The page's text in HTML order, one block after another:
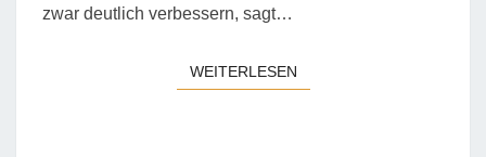
zwar deutlich verbessern, sagt…
WEITERLESENWEITERLESEN